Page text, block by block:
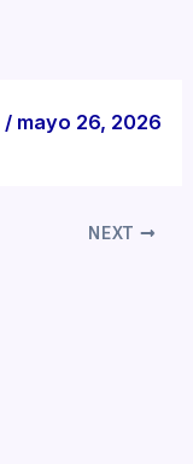
/ mayo 26, 2026
NEXT